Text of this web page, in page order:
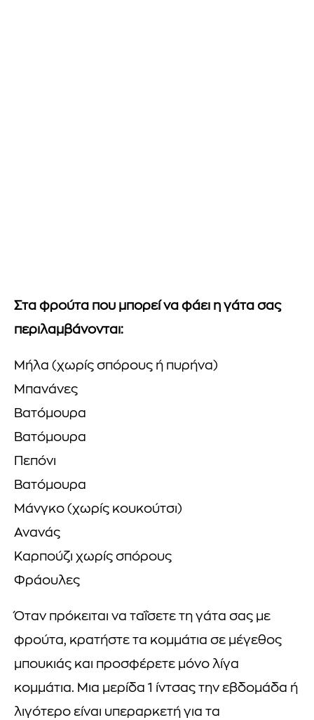
Στα φρούτα που μπορεί να φάει η γάτα σας
περιλαμβάνονται:
Μήλα (χωρίς σπόρους ή πυρήνα)
Μπανάνες
Βατόμουρα
Βατόμουρα
Πεπόνι
Βατόμουρα
Μάνγκο (χωρίς κουκούτσι)
Ανανάς
Καρπούζι χωρίς σπόρους
Φράουλες
Όταν πρόκειται να ταΐσετε τη γάτα σας με
φρούτα, κρατήστε τα κομμάτια σε μέγεθος
μπουκιάς και προσφέρετε μόνο λίγα
κομμάτια. Μια μερίδα 1 ίντσας την εβδομάδα ή
λιγότερο είναι υπεραρκετή για τα